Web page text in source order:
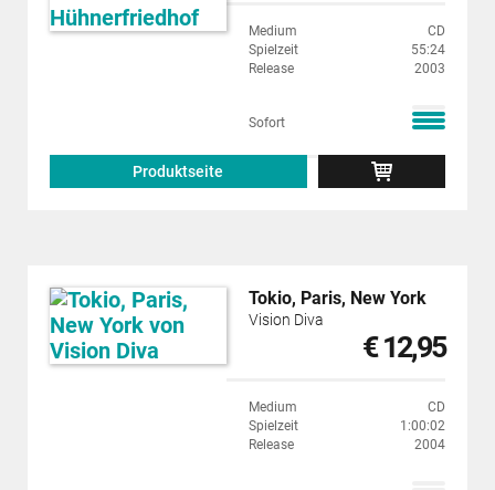
Medium
CD
Spielzeit
55:24
Release
2003
Sofort
Produktseite
Tokio, Paris, New York
Vision Diva
€ 12,95
Medium
CD
Spielzeit
1:00:02
Release
2004